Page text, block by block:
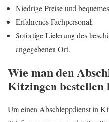
Niedrige Preise und
Erfahrenes Fachpersonal;
Sofortige Lieferung des
angegebenen Ort.
Wie man den
Kitzingen bestellen
Um einen Abschleppdienst in